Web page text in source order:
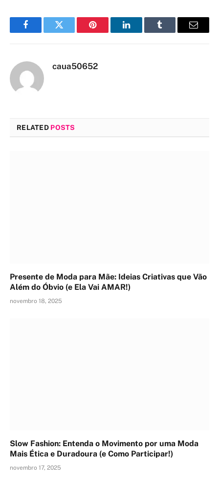
FacebookTwitter Pinterest LinkedInTumblr Email
caua50652
RELATED POSTS
Presente de Moda para Mãe: Ideias Criativas que Vão
Além do Óbvio (e Ela Vai AMAR!)
novembro 18, 2025
Slow Fashion: Entenda o Movimento por uma Moda
Mais Ética e Duradoura (e Como Participar!)
novembro 17, 2025